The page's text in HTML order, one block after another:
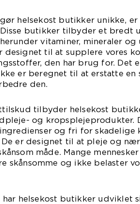
helsekost butikker unikke,
butikker tilbyder et bredt
vitaminer, mineraler og
designet til at supplere vores
den har brug for. Det
er beregnet til at erstatte en
den.
tilbyder helsekost
og kropsplejeprodukter.
og fri for skadelige
er designet til at pleje og
måde. Mange
skånsomme og ikke belaster
har helsekost butikker udviklet